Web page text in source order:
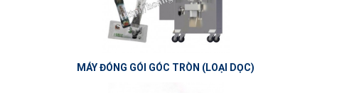
MÁY ĐÓNG GÓI GÓC TRÒN (LOẠI DỌC)